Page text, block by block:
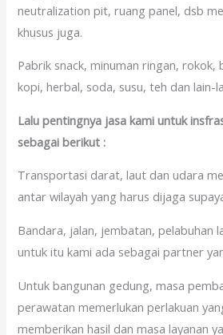
neutralization pit, ruang panel, dsb
khusus juga.
Pabrik snack, minuman ringan,
kopi, herbal, soda, susu, teh dan lain-
Lalu pentingnya jasa kami untuk
sebagai berikut :
Transportasi darat, laut dan udara
antar wilayah yang harus dijaga
Bandara, jalan, jembatan, pelabuhan
untuk itu kami ada sebagai partner
Untuk bangunan gedung, masa
perawatan memerlukan perlakuan
memberikan hasil dan masa layanan